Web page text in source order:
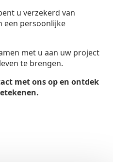
u verzekerd van
een persoonlijke
met u aan uw project
te brengen.
met ons op en ontdek